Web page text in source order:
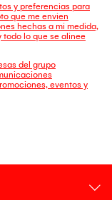
y preferencias para
que me envien
hechas a mi medida,
todo lo que se alinee
del grupo
eventos y